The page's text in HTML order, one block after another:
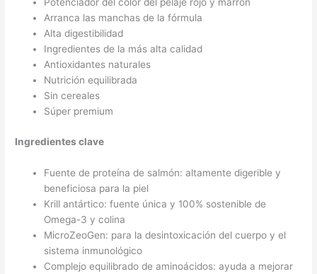
Potenciador del color del pelaje rojo y marrón
Arranca las manchas de la fórmula
Alta digestibilidad
Ingredientes de la más alta calidad
Antioxidantes naturales
Nutrición equilibrada
Sin cereales
Súper premium
Ingredientes clave
Fuente de proteína de salmón: altamente digerible y
beneficiosa para la piel
Krill antártico: fuente única y 100% sostenible de
Omega-3 y colina
MicroZeoGen: para la desintoxicación del cuerpo y el
sistema inmunológico
Complejo equilibrado de aminoácidos: ayuda a mejorar